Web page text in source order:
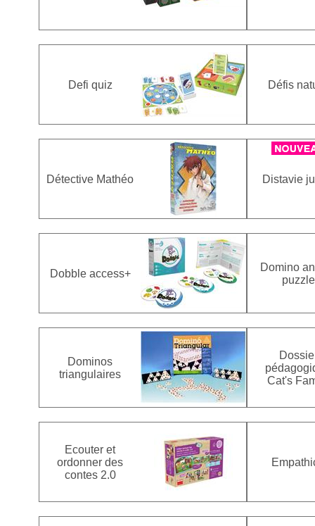
Defi quiz Défis
Détective Mathéo Distavie
Dobble access+
Domino
puzzle
Dominos
triangulaires
Cat's
Ecouter et
ordonner des
contes 2.0